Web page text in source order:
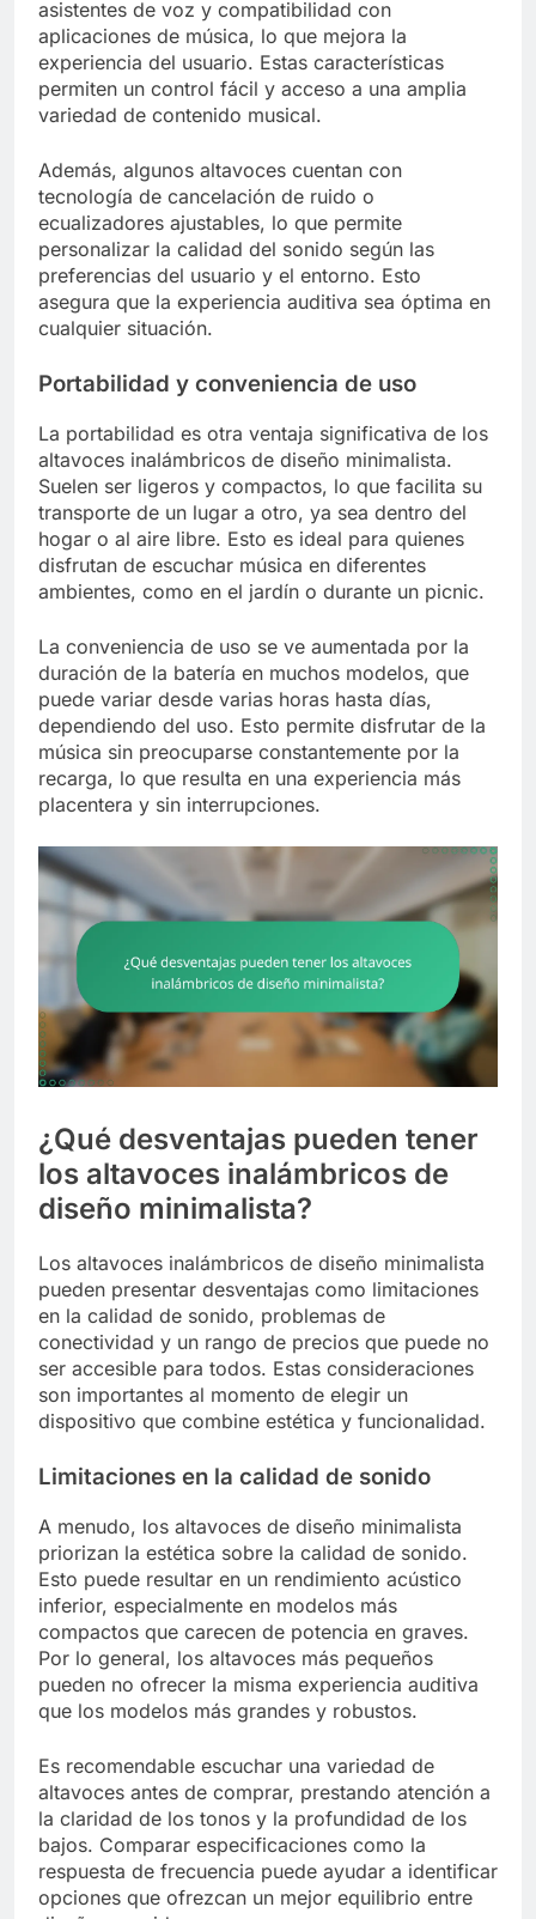
asistentes de voz y compatibilidad con
aplicaciones de música, lo que mejora la
experiencia del usuario. Estas características
permiten un control fácil y acceso a una amplia
variedad de contenido musical.
Además, algunos altavoces cuentan con
tecnología de cancelación de ruido o
ecualizadores ajustables, lo que permite
personalizar la calidad del sonido según las
preferencias del usuario y el entorno. Esto
asegura que la experiencia auditiva sea óptima en
cualquier situación.
Portabilidad y conveniencia de uso
La portabilidad es otra ventaja significativa de los
altavoces inalámbricos de diseño minimalista.
Suelen ser ligeros y compactos, lo que facilita su
transporte de un lugar a otro, ya sea dentro del
hogar o al aire libre. Esto es ideal para quienes
disfrutan de escuchar música en diferentes
ambientes, como en el jardín o durante un picnic.
La conveniencia de uso se ve aumentada por la
duración de la batería en muchos modelos, que
puede variar desde varias horas hasta días,
dependiendo del uso. Esto permite disfrutar de la
música sin preocuparse constantemente por la
recarga, lo que resulta en una experiencia más
placentera y sin interrupciones.
¿Qué desventajas pueden tener
los altavoces inalámbricos de
diseño minimalista?
Los altavoces inalámbricos de diseño minimalista
pueden presentar desventajas como limitaciones
en la calidad de sonido, problemas de
conectividad y un rango de precios que puede no
ser accesible para todos. Estas consideraciones
son importantes al momento de elegir un
dispositivo que combine estética y funcionalidad.
Limitaciones en la calidad de sonido
A menudo, los altavoces de diseño minimalista
priorizan la estética sobre la calidad de sonido.
Esto puede resultar en un rendimiento acústico
inferior, especialmente en modelos más
compactos que carecen de potencia en graves.
Por lo general, los altavoces más pequeños
pueden no ofrecer la misma experiencia auditiva
que los modelos más grandes y robustos.
Es recomendable escuchar una variedad de
altavoces antes de comprar, prestando atención a
la claridad de los tonos y la profundidad de los
bajos. Comparar especificaciones como la
respuesta de frecuencia puede ayudar a identificar
opciones que ofrezcan un mejor equilibrio entre